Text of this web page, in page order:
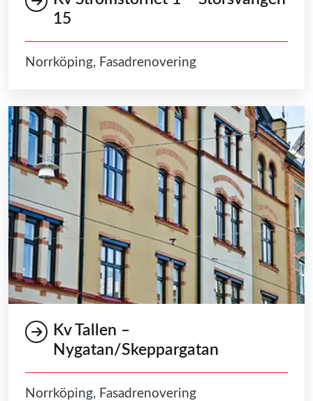
15
Norrköping, Fasadrenovering
Kv Tallen –
Nygatan/Skeppargatan
Norrköping, Fasadrenovering